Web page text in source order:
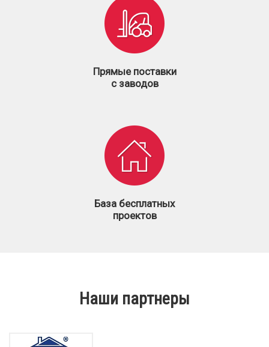
Прямые поставки
с заводов
База бесплатных
проектов
Наши партнеры